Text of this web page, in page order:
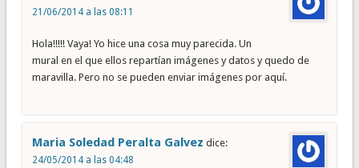
21/06/2014 a las 08:11
Hola!!!!! Vaya! Yo hice una cosa muy parecida. Un
mural en el que ellos repartían imágenes y datos y quedo de
maravilla. Pero no se pueden enviar imágenes por aquí.
Maria Soledad Peralta Galvez dice:
24/05/2014 a las 04:48